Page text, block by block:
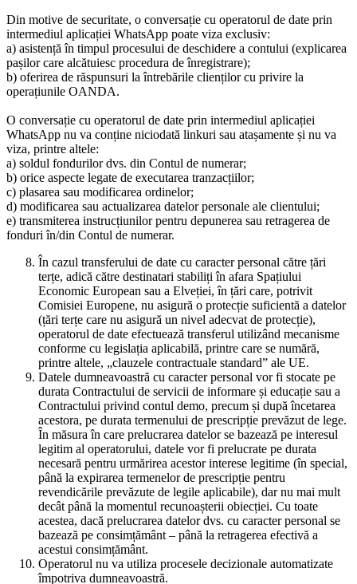
Din motive de securitate, o conversație cu operatorul de date prin
intermediul aplicației WhatsApp poate viza exclusiv:
a) asistență în timpul procesului de deschidere a contului (explicarea
pașilor care alcătuiesc procedura de înregistrare);
b) oferirea de răspunsuri la întrebările clienților cu privire la
operațiunile OANDA.
O conversație cu operatorul de date prin intermediul aplicației
WhatsApp nu va conține niciodată linkuri sau atașamente și nu va
viza, printre altele:
a) soldul fondurilor dvs. din Contul de numerar;
b) orice aspecte legate de executarea tranzacțiilor;
c) plasarea sau modificarea ordinelor;
d) modificarea sau actualizarea datelor personale ale clientului;
e) transmiterea instrucțiunilor pentru depunerea sau retragerea de
fonduri în/din Contul de numerar.
În cazul transferului de date cu caracter personal către țări
terțe, adică către destinatari stabiliți în afara Spațiului
Economic European sau a Elveției, în țări care, potrivit
Comisiei Europene, nu asigură o protecție suficientă a datelor
(țări terțe care nu asigură un nivel adecvat de protecție),
operatorul de date efectuează transferul utilizând mecanisme
conforme cu legislația aplicabilă, printre care se numără,
printre altele, „clauzele contractuale standard” ale UE.
Datele dumneavoastră cu caracter personal vor fi stocate pe
durata Contractului de servicii de informare și educație sau a
Contractului privind contul demo, precum și după încetarea
acestora, pe durata termenului de prescripție prevăzut de lege.
În măsura în care prelucrarea datelor se bazează pe interesul
legitim al operatorului, datele vor fi prelucrate pe durata
necesară pentru urmărirea acestor interese legitime (în special,
până la expirarea termenelor de prescripție pentru
revendicările prevăzute de legile aplicabile), dar nu mai mult
decât până la momentul recunoașterii obiecției. Cu toate
acestea, dacă prelucrarea datelor dvs. cu caracter personal se
bazează pe consimțământ – până la retragerea efectivă a
acestui consimțământ.
Operatorul nu va utiliza procesele decizionale automatizate
împotriva dumneavoastră.